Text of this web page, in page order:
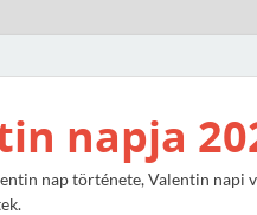
napja
nap története, Valentin napi